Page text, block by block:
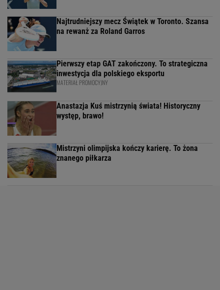
Najtrudniejszy mecz Świątek w Toronto. Szansa
na rewanż za Roland Garros
Pierwszy etap GAT zakończony. To strategiczna
inwestycja dla polskiego eksportu
MATERIAŁ PROMOCYJNY
Anastazja Kuś mistrzynią świata! Historyczny
występ, brawo!
Mistrzyni olimpijska kończy karierę. To żona
znanego piłkarza